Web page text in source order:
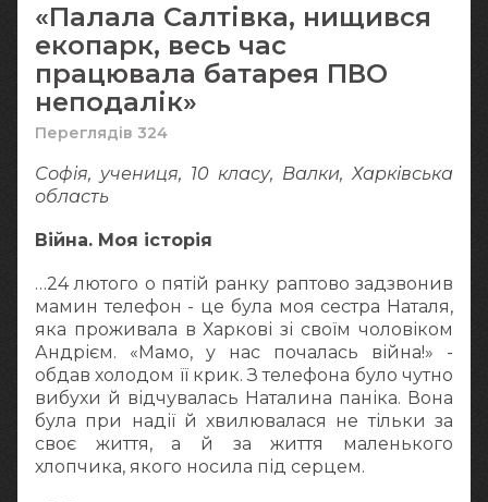
«Палала Салтівка, нищився
екопарк, весь час
працювала батарея ПВО
неподалік»
Переглядів 324
Софія, учениця, 10 класу, Валки, Харківська
область
Війна. Моя історія
…24 лютого о пятій ранку раптово задзвонив
мамин телефон - це була моя сестра Наталя,
яка проживала в Харкові зі своїм чоловіком
Андрієм. «Мамо, у нас почалась війна!» -
обдав холодом її крик. З телефона було чутно
вибухи й відчувалась Наталина паніка. Вона
була при надії й хвилювалася не тільки за
своє життя, а й за життя маленького
хлопчика, якого носила під серцем.